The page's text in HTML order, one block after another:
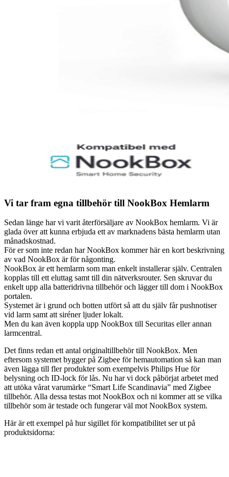
Vi tar fram egna tillbehör till NookBox Hemlarm
Sedan länge har vi varit återförsäljare av NookBox hemlarm. Vi är
glada över att kunna erbjuda ett av marknadens bästa hemlarm utan
månadskostnad.
För er som inte redan har NookBox kommer här en kort beskrivning
av vad NookBox är för någonting.
NookBox är ett hemlarm som man enkelt installerar själv. Centralen
kopplas till ett eluttag samt till din nätverksrouter. Sen skruvar du
enkelt upp alla batteridrivna tillbehör och lägger till dom i NookBox
portalen.
Systemet är i grund och botten utfört så att du själv får pushnotiser
vid larm samt att siréner ljuder lokalt.
Men du kan även koppla upp NookBox till Securitas eller annan
larmcentral.
Det finns redan ett antal originaltillbehör till NookBox. Men
eftersom systemet bygger på Zigbee för hemautomation så kan man
även lägga till fler produkter som exempelvis Philips Hue för
belysning och ID-lock för lås. Nu har vi dock påbörjat arbetet med
att utöka vårat varumärke “Smart Life Scandinavia” med Zigbee
tillbehör. Alla dessa testas mot NookBox och ni kommer att se vilka
tillbehör som är testade och fungerar väl mot NookBox system.
Här är ett exempel på hur sigillet för kompatibilitet ser ut på
produktsidorna: